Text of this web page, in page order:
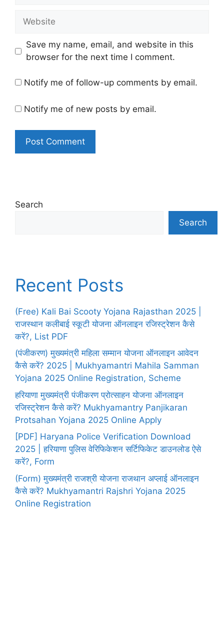
Website
Save my name, email, and website in this
browser for the next time I comment.
Notify me of follow-up comments by email.
Notify me of new posts by email.
Search
Search
Recent Posts
(Free) Kali Bai Scooty Yojana Rajasthan 2025 |
राजस्थान कलीबाई स्कूटी योजना ऑनलाइन रजिस्ट्रेशन कैसे
करें?, List PDF
(पंजीकरण) मुख्यमंत्री महिला सम्मान योजना ऑनलाइन आवेदन
कैसे करें? 2025 | Mukhyamantri Mahila Samman
Yojana 2025 Online Registration, Scheme
हरियाणा मुख्यमंत्री पंजीकरण प्रोत्साहन योजना ऑनलाइन
रजिस्ट्रेशन कैसे करें? Mukhyamantry Panjikaran
Protsahan Yojana 2025 Online Apply
[PDF] Haryana Police Verification Download
2025 | हरियाणा पुलिस वेरिफिकेशन सर्टिफिकेट डाउनलोड ऐसे
करें?, Form
(Form) मुख्यमंत्री राजश्री योजना राजथान अप्लाई ऑनलाइन
कैसे करें? Mukhyamantri Rajshri Yojana 2025
Online Registration